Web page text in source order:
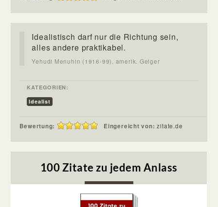
Idealistisch darf nur die Richtung sein,
alles andere praktikabel.
Yehudi Menuhin (1916-99), amerik. Geiger
KATEGORIEN:
Idealist
Bewertung: Eingereicht von:zitate.de